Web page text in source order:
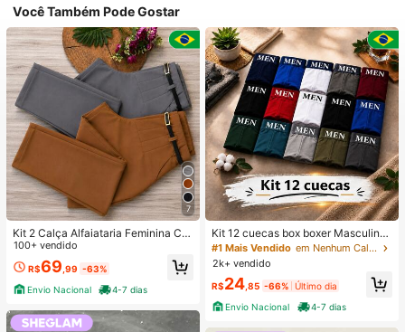
Você Também Pode Gostar
7
Kit 2 Calça Alfaiataria Feminina Co
m Cinto
100+ vendido
R$69 ,99 -63%
Envio Nacional
4-7 dias
Kit 12 cuecas box boxer Masculinas
Premium Microfibra Confort Boxer o
u 4
#1 Mais Vendido
em Nenhum Calções de banho masculinos
2k+ vendido
R$24 ,85 -66% Último dia
Envio Nacional
4-7 dias